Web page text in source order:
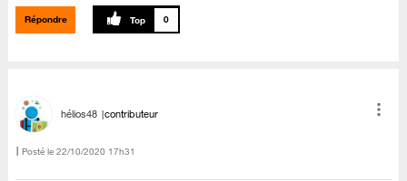
Répondre 0
hélios48 contributeur
Posté le ‎22/10/2020 17h31